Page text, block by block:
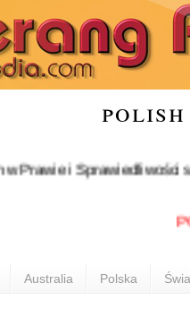
i Sprawiedliwości stał
Australia Polska